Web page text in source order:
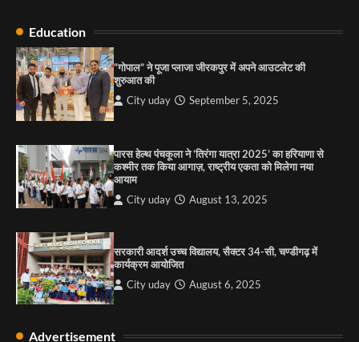
की कसम: देवशाली
City uday
Education
“गोपाल” ने पूजा प्लाजा जीरकपुर में अपने आउटलेट की
शुरुआत की
City uday September 5, 2025
पारस हेल्थ पंचकूला ने ‘तिरंगा यात्रा 2025’ का हरियाणा से
कश्मीर तक किया आगाज़, राष्ट्रीय एकता को मिलेगा नया
आयाम
City uday August 13, 2025
सरकारी आदर्श उच्च विद्यालय, सैक्टर 34-सी, चण्डीगढ़ में
कार्यक्रम आयोजित
City uday August 6, 2025
Advertisement